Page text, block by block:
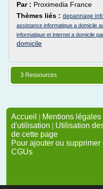
Par : Proximedia France
Thèmes liés : depannage
assistance informatique a domicile
informatique et internet a domicile
domicile
3 Ressources
Accueil | Mentions légales
d'utilisation | Utilisation
de cette page
Pour ajouter ou
CGUs